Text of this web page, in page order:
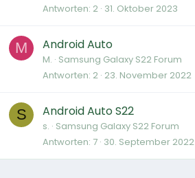
Antworten 2 31. Oktober 2023
M Android Auto
M. Samsung Galaxy S22 Forum
Antworten 2 23. November 2022
S Android Auto S22
s. Samsung Galaxy S22 Forum
Antworten 7 30. September 2022